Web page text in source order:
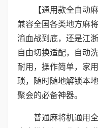
【通用款全自动
兼容全国各类地方麻
渝血战到底，还是江
自由切换适配，自动
耐用，操作简单，家
琐，随时随地解锁本
聚会的必备神器。
普通麻将机通用